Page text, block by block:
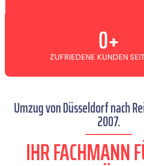
ZUFRIEDENE KUNDEN
0+
Umzug von Düsseldorf nach
2007.
IHR FACHMANN